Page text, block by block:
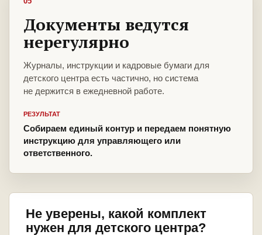
Документы ведутся
нерегулярно
Журналы, инструкции и кадровые бумаги для
детского центра есть частично, но система
не держится в ежедневной работе.
РЕЗУЛЬТАТ
Собираем единый контур и передаем понятную
инструкцию для управляющего или
ответственного.
Не уверены, какой комплект
нужен для детского центра?